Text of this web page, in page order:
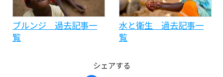
ブルンジ 過去記事一
覧
水と衛生 過去記事一
覧
シェアする